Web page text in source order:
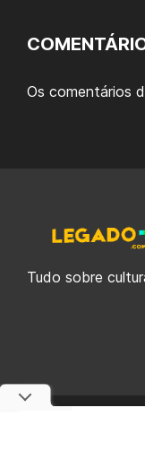
Os comentários
Tudo sobre